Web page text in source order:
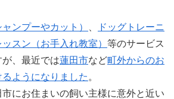
ンプーやカット）
ドッグトレーニ
ッスン（お手入れ教室） 等のサービス
、最近では蓮田市など町外からのお
ようになりました 。
にお住まいの飼い主様に意外と近い